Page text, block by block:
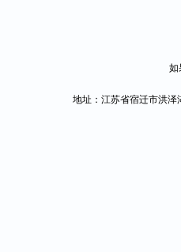
如
地址：江苏省宿迁市洪泽